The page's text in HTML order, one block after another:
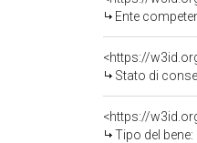
Ente competente per
<https://
Stato di
<https://
Tipo del